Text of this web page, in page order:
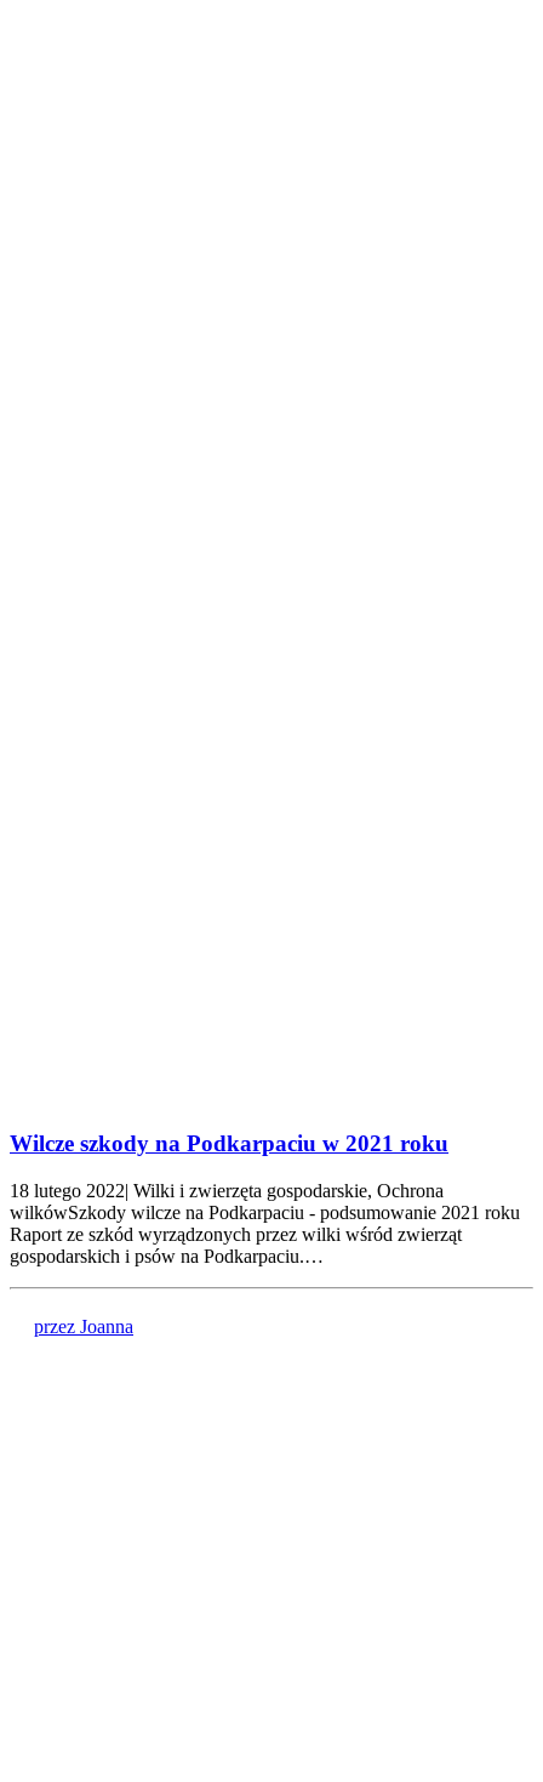
Wilcze szkody na Podkarpaciu w 2021 roku
18 lutego 2022| Wilki i zwierzęta gospodarskie, Ochrona
wilkówSzkody wilcze na Podkarpaciu - podsumowanie 2021 roku
Raport ze szkód wyrządzonych przez wilki wśród zwierząt
gospodarskich i psów na Podkarpaciu.…
przez Joanna